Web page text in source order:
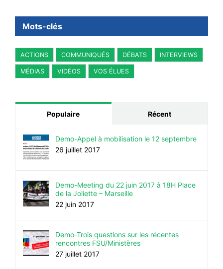
Mots-clés
ACTIONS COMMUNIQUÉS DÉBATS INTERVIEWS
MÉDIAS VIDÉOS VOS ÉLUES
Populaire Récent
Demo-Appel à mobilisation le 12 septembre
26 juillet 2017
Demo-Meeting du 22 juin 2017 à 18H Place
de la Joliette – Marseille
22 juin 2017
Demo-Trois questions sur les récentes
rencontres FSU/Ministères
27 juillet 2017